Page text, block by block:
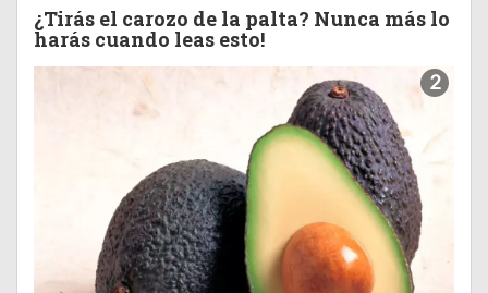
¿Tirás el carozo de la palta? Nunca más lo
harás cuando leas esto!
2